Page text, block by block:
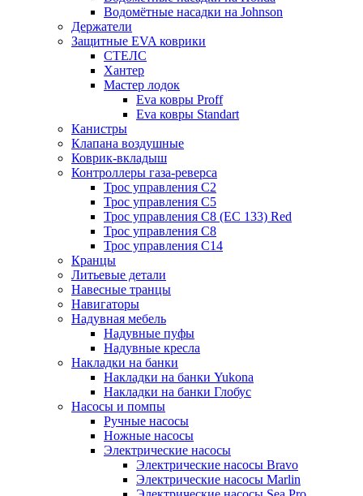
Водомётные насадки на Johnson
Держатели
Защитные EVA коврики
СТЕЛС
Хантер
Мастер лодок
Eva ковры Proff
Eva ковры Standart
Канистры
Клапана воздушные
Коврик-вкладыш
Контроллеры газа-реверса
Трос управления C2
Трос управления C5
Трос управления C8 (ЕС 133) Red
Трос управления C8
Трос управления C14
Кранцы
Литьевые детали
Навесные транцы
Навигаторы
Надувная мебель
Надувные пуфы
Надувные кресла
Накладки на банки
Накладки на банки Yukona
Накладки на банки Глобус
Насосы и помпы
Ручные насосы
Ножные насосы
Электрические насосы
Электрические насосы Bravo
Электрические насосы Marlin